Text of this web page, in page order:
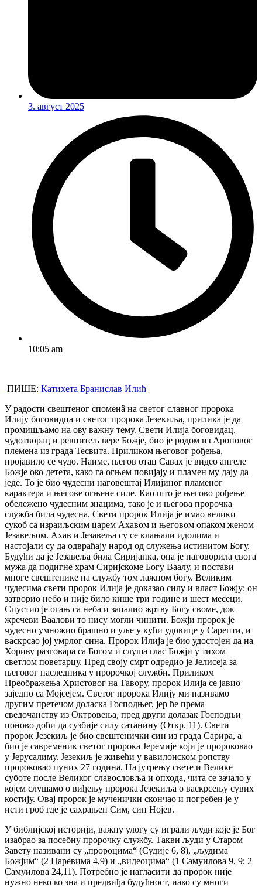
3. август 2025
10:05 am
ПИШЕ: Катихета Бранислав Илић
У радости свештеног споменâ на светог славног пророка
Илију боговидца и светог пророка Језекиља, прилика је да
промишљамо на ову важну тему. Свети Илија боговидац,
чудотворац и ревнитељ вере Божје, био је родом из Ароновог
племена из града Тесвита. Приликом његовог рођења,
пројавило се чудо. Наиме, његов отац Савах је видео ангеле
Божје око детета, како га огњем повијају и пламен му дају да
једе. То је био чудесни наговештај Илијиног пламеног
карактера и његове огњене силе. Као што је његово рођење
обележено чудесним знацима, тако је и његова пророчка
служба била чудесна. Свети пророк Илија је имао велики
сукоб са израиљским царем Ахавом и његовом опаком женом
Језавељом. Ахав и Језавеља су се клањали идолима и
настојали су да одвраћају народ од служења истинитом Богу.
Будући да је Језавеља била Сиријанка, она је наговорила свога
мужа да подигне храм Сиријскоме Богу Ваалу, и постави
многе свештенике на службу том лажном богу. Великим
чудесима свети пророк Илија је доказао силу и власт Божју: он
затворио небо и није било кише три године и шест месеци.
Спустио је огањ са неба и запалио жртву Богу своме, док
жречеви Ваалови то нису могли чинити. Божји пророк је
чудесно умножио брашно и уље у кући удовице у Сарепти, и
васкрсао јој умрлог сина. Пророк Илија је био удостојен да на
Хориву разговара са Богом и слуша глас Божји у тихом
светлом поветарцу. Пред своју смрт одредио је Јелисеја за
његовог наследника у пророчкој служби. Приликом
Преображења Христовог на Тавору, пророк Илија се јавио
заједно са Мојсејем. Светог пророка Илију ми називамо
другим претечом доласка Господњег, јер ће према
сведочанству из Октровења, пред други долазак Господњи
поново доћи да сузбије силу сатанину (Откр. 11). Свети
пророк Језекиљ је био свештенички син из града Сарира, а
био је савременик светог пророка Јеремије који је пророковао
у Јерусалиму. Језекиљ је живећи у вавилонском ропству
пророковао пуних 27 година. На јутрењу свете и Велике
суботе после Великог славословља и опхода, чита се зачало у
којем слушамо о виђењу пророка Језекиља о васкрсењу сувих
костију. Овај пророк је мученички скончао и погребен је у
исти гроб где је сахрањен Сим, син Нојев.
У библијској историји, важну улогу су играли људи које је Бог
изабрао за посебну пророчку службу. Такви људи у Старом
Завету називани су „пророцима“ (Судије 6, 8), „људима
Божјим“ (2 Царевима 4,9) и „видеоцима“ (1 Самуилова 9, 9; 2
Самуилова 24,11). Потребно је нагласити да пророк није
нужно неко ко зна и предвиђа будућност, иако су многи